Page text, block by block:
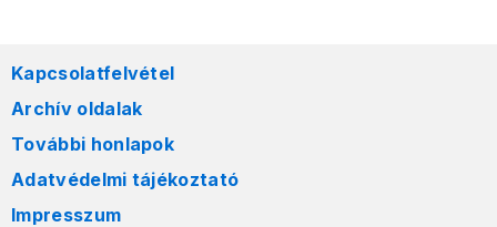
Kapcsolatfelvétel
Archív oldalak
További honlapok
Adatvédelmi tájékoztató
Impresszum